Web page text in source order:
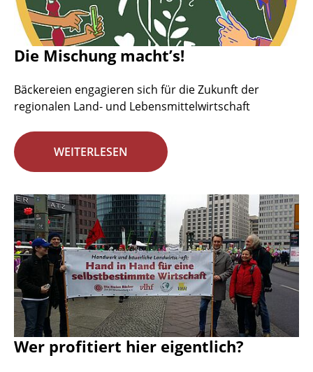
Die Mischung macht’s!
Bäckereien engagieren sich für die Zukunft der
regionalen Land- und Lebensmittelwirtschaft
WEITERLESEN
Wer profitiert hier eigentlich?